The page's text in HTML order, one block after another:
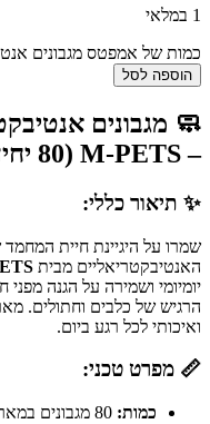
1 במלאי
כמות של אמפטס מגבונים אנטיבקטריאלים 80
הוספה לסל
🧼 מגבונים
– M-PETS (80 יחידות)
✨ תיאור כללי:
שמרו על היגיינת חיית
האנטיבקטריאליים מבית
יומיומי ושמירה על הגנה
הרגיש של כלבים וחתולים.
ואיכותי לכל רגע ביום.
📏 מפרט טכני:
כמות: